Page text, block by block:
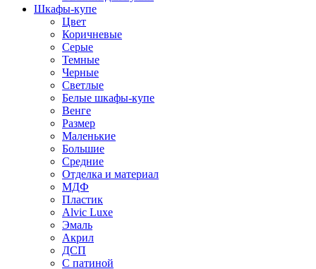
Шкафы-купе
Цвет
Коричневые
Серые
Темные
Черные
Светлые
Белые шкафы-купе
Венге
Размер
Маленькие
Большие
Средние
Отделка и материал
МДФ
Пластик
Alvic Luxe
Эмаль
Акрил
ДСП
С патиной